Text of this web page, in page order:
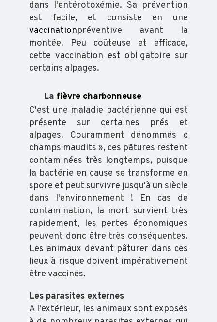
ORGANISATION
FORMATION
FORMER
CATALOGUE
DOCUMENTS
GÉNÉRAUX
SALMONELLES
dans l'entérotoxémie. Sa prévention
est facile, et consiste en une
vaccinationpréventive avant la
montée. Peu coûteuse et efficace,
cette vaccination est obligatoire sur
certains alpages.
La fièvre charbonneuse
C'est une maladie bactérienne qui est
présente sur certaines prés et
alpages. Couramment dénommés «
champs maudits », ces pâtures restent
contaminées très longtemps, puisque
la bactérie en cause se transforme en
spore et peut survivre jusqu'à un siècle
dans l'environnement ! En cas de
contamination, la mort survient très
rapidement, les pertes économiques
peuvent donc être très conséquentes.
Les animaux devant pâturer dans ces
lieux à risque doivent impérativement
être vaccinés.
Les parasites externes
A l'extérieur, les animaux sont exposés